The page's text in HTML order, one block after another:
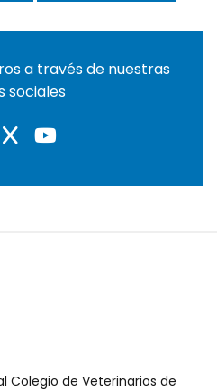
a través de nuestras
sociales
Colegio de Veterinarios de